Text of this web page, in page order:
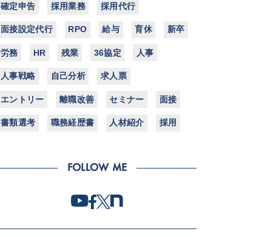
確定申告 採用業務 採用代行
面接設定代行 RPO 給与 育休 新卒
労務 HR 残業 36協定 人事
人事戦略 自己分析 求人票
エントリー 離職改善 セミナー 面接
書類選考 職務経歴書 人材紹介 採用
FOLLOW ME